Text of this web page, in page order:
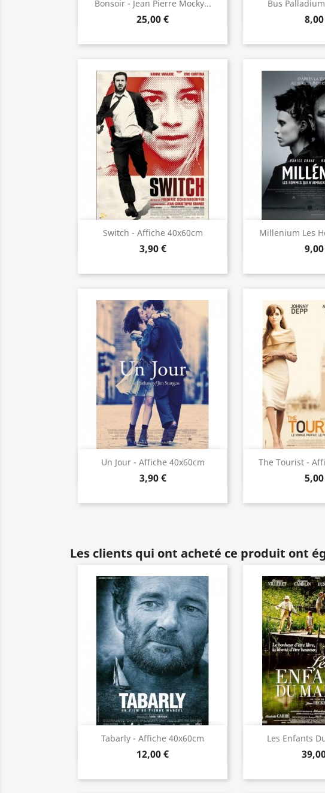
Bonsoir - Jean Pierre Mocky...
25,00 €
Aperçu rapide Bus
Switch - Affiche 40x60cm
3,90 €
Aperçu rapide Millenium Les

Un Jour - Affiche 40x60cm
3,90 €
Aperçu rapide The Tourist -

Les clients qui ont acheté ce produit ont
Tabarly - Affiche 40x60cm
12,00 €
Aperçu rapide Les Enfants
